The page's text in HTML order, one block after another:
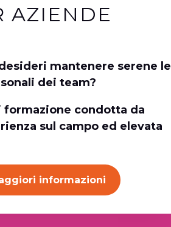
AZIENDE
mantenere serene le
dei team?
condotta da
sul campo ed elevata
informazioni